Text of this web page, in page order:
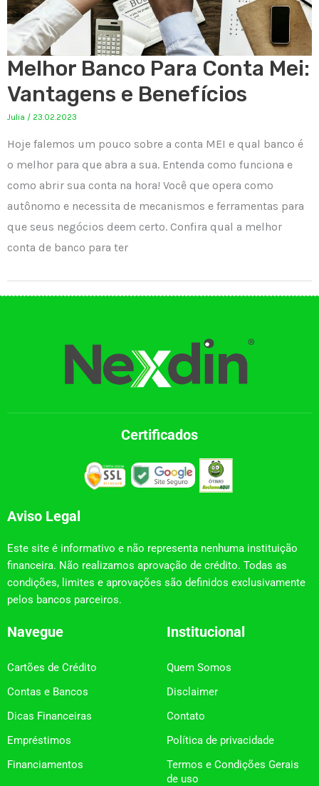
Melhor Banco Para Conta Mei:
Vantagens e Benefícios
Julia / 23.02.2023
Hoje falemos um pouco sobre a conta MEI e qual banco é
o melhor para que abra a sua. Entenda como funciona e
como abrir sua conta na hora! Você que opera como
autônomo e necessita de mecanismos e ferramentas para
que seus negócios deem certo. Confira qual a melhor
conta de banco para ter
Certificados
Aviso Legal
Este site é informativo e não representa nenhuma instituição
financeira. Não realizamos aprovação de crédito. Todas as
condições, limites e aprovações são definidos exclusivamente
pelos bancos parceiros.
Navegue
Cartões de Crédito
Contas e Bancos
Dicas Financeiras
Empréstimos
Financiamentos
Institucional
Quem Somos
Disclaimer
Contato
Política de privacidade
Termos e Condições Gerais
de uso